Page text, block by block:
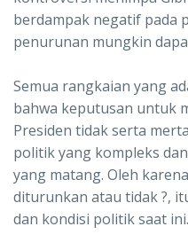
berdampak negatif pada
penurunan mungkin
Semua rangkaian yang
bahwa keputusan untuk
Presiden tidak serta
politik yang kompleks
yang matang. Oleh
diturunkan atau tidak ?,
dan kondisi politik saat ini.